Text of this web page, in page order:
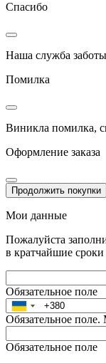
Спасибо
Наша служба
Помилка
Виникла помилка,
Оформление заказа
Продолжить покупки
Мои данные
Пожалуйста
в кратчайшие
Обязательное поле
Обязательное
Обязательное поле